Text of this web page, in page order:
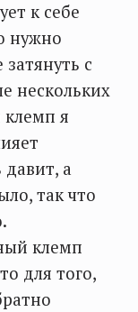
к себе
нужно
с
нескольких
клемп я
давит, а
так что
клемп
для того,